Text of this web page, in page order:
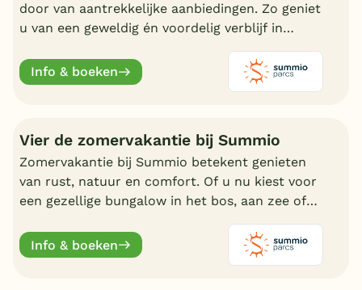
door van aantrekkelijke aanbiedingen. Zo geniet
u van een geweldig én voordelig verblijf in
Info & boeken
Vier de zomervakantie bij Summio
Zomervakantie bij Summio betekent genieten
van rust, natuur en comfort. Of u nu kiest voor
een gezellige bungalow in het bos, aan zee of
uw past.
Info & boeken